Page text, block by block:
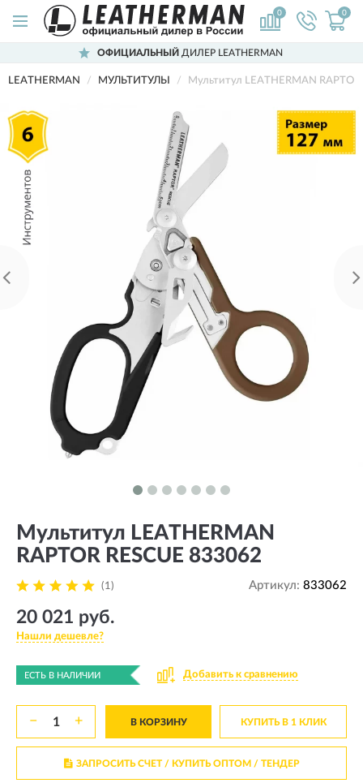
0 0
ОФИЦИАЛЬНЫЙДИЛЕР LEATHERMAN
LEATHERMAN МУЛЬТИТУЛЫ Мультитул LEATHERMAN
Мультитул LEATHERMAN
RAPTOR RESCUE 833062
(1) Артикул: 833062
20 021 руб.
Нашли дешевле?
ЕСТЬ В НАЛИЧИИ Добавить к сравнению
− + В КОРЗИНУ КУПИТЬ В 1 КЛИК
ЗАПРОСИТЬ СЧЕТ / КУПИТЬ ОПТОМ/ ТЕНДЕР